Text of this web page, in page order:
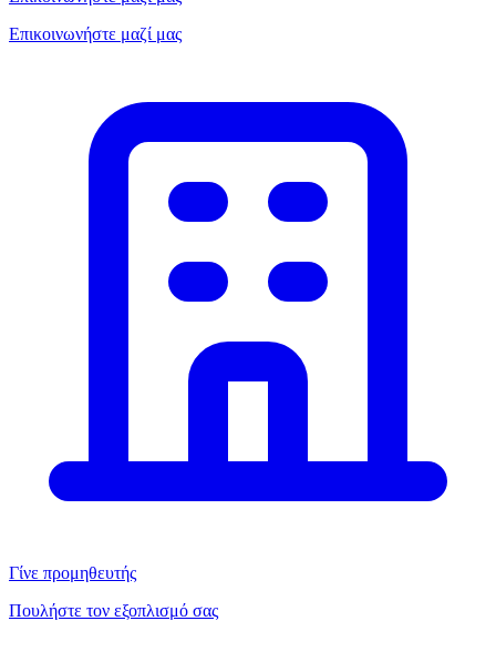
Επικοινωνήστε μαζί μας
Γίνε προμηθευτής
Πουλήστε τον εξοπλισμό σας